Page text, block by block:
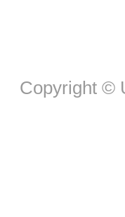
Copyright ©